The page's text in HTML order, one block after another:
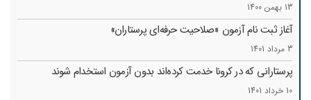
13 بهمن 1400
آغاز ثبت نام آزمون «صلاحیت حرفه‌ای پرستاران»
3 مرداد 1401
پرستارانی که در کرونا خدمت کرد‌ه‌اند بدون آزمون استخدام شوند
10 خرداد 1401